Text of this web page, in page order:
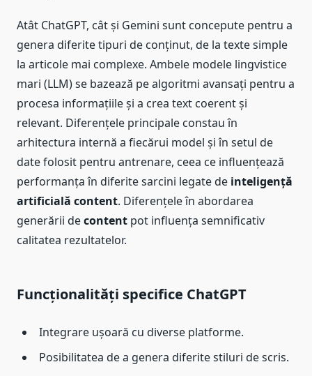
Atât ChatGPT, cât și Gemini sunt concepute pentru a
genera diferite tipuri de conținut, de la texte simple
la articole mai complexe. Ambele modele lingvistice
mari (LLM) se bazează pe algoritmi avansați pentru a
procesa informațiile și a crea text coerent și
relevant. Diferențele principale constau în
arhitectura internă a fiecărui model și în setul de
date folosit pentru antrenare, ceea ce influențează
performanța în diferite sarcini legate de inteligență
artificială content. Diferențele în abordarea
generării decontent pot influența semnificativ
calitatea rezultatelor.
Funcționalități specifice ChatGPT
Integrare ușoară cu diverse platforme.
Posibilitatea de a genera diferite stiluri de scris.